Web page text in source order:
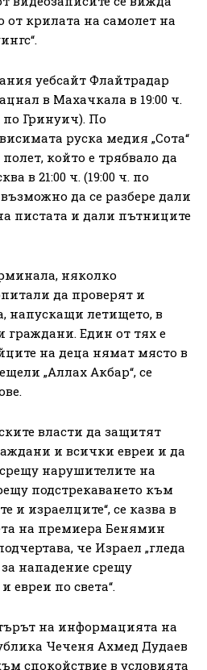
крилата на самолет на
уебсайт Флайтрадар
в Махачкала в 19:00 ч.
по Гринуич). По
руска медия „Сота“
който е трябвало да
в 21:00 ч. (19:00 ч. по
да се разбере дали
пистата и дали пътниците
няколко
да проверят и
напускащи летището, в
граждани. Един от тях е
на деца нямат място в
„Аллах Акбар“, се
власти да защитят
и всички евреи и да
нарушителите на
подстрекаването към
и израелците“, се казва в
на премиера Бенямин
че Израел „гледа
нападение срещу
евреи по света“.
на информацията на
Чеченя Ахмед Дудаев
спокойствие в условията